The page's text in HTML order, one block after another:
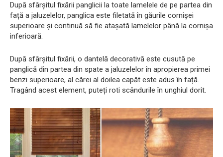
După sfârșitul fixării panglicii la toate lamelele de pe partea din
față a jaluzelelor, panglica este filetată în găurile cornișei
superioare și continuă să fie atașată lamelelor până la cornișa
inferioară.
După sfârșitul fixării, o dantelă decorativă este cusută pe
panglică din partea din spate a jaluzelelor în apropierea primei
benzi superioare, al cărei al doilea capăt este adus în față.
Tragând acest element, puteți roti scândurile în unghiul dorit.